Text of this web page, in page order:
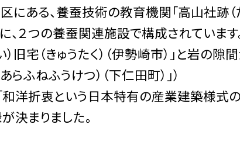
にある、養蚕技術の教育機関「高山社跡
に、２つの養蚕関連施設で構成されていま
旧宅（きゅうたく）（伊勢崎市）」と岩の隙
ふねふうけつ）（下仁田町）」）
洋折衷という日本特有の産業建築様式
決まりました。